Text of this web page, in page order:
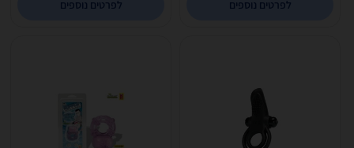
לפרטים נוספים לפרטים נוספים